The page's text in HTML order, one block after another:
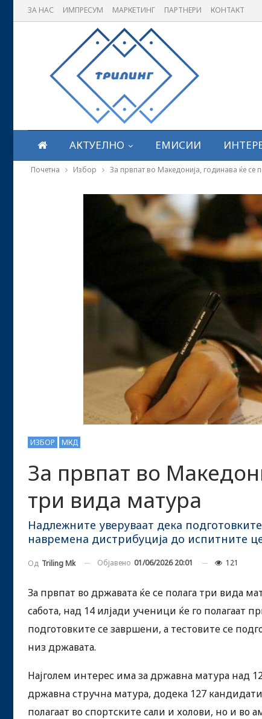
ЗА НАС ИМПРЕСУМ МАРКЕТИНГ ПАРТНЕРИ КОНТАКТ
АКТУЕЛНО ЕМИСИИ
Почетна Избор За првпат во Македонија, годинава ќе се
ИЗБОР МКД
За првпат во
три вида матура
Надлежните уверуваат дека
навремена дистрибуција до испитните
Од Triling Mk Објавено 01/06/2026 20:01 121
За првпат во државата ќе се полага три вида
сабота, над 14 илјади ученици ќе го полагаат
подготовките се завршени, а тестовите се
низ државата.
Најголем интерес има за државна матура над
државна стручна матура, додека 127
полагаат во спортските сали и холови, но и во